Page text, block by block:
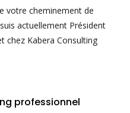
votre cheminement de
actuellement Président
chez Kabera Consulting
professionnel